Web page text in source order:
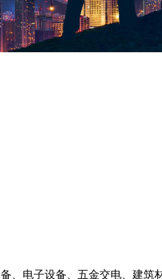
、电子设备、五金交电、建筑